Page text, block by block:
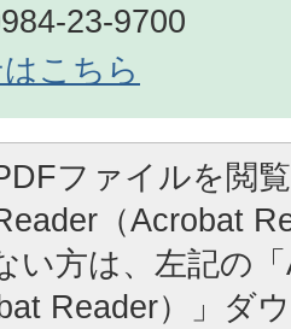
23-9700
こちら
ファイルを閲
（Acrobat
い方は、左記の
Reader）」ダ